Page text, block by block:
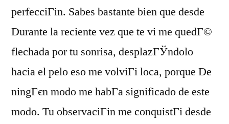
perfecciГіn. Sabes bastante bien que desde
Durante la reciente vez que te vi me quedГ©
flechada por tu sonrisa, desplazГЎndolo
hacia el pelo eso me volviГі loca, porque De
ningГєn modo me habГ­a significado de este
modo. Tu observaciГіn me conquistГі desde